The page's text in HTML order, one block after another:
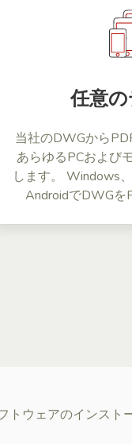
任意
当社のDWGから
あらゆるPCおよび
します。 Windows
AndroidでDWGを
ウェアのインスト